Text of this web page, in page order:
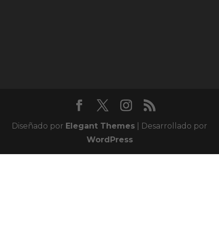
Diseñado por Elegant Themes | Desarrollado por
WordPress